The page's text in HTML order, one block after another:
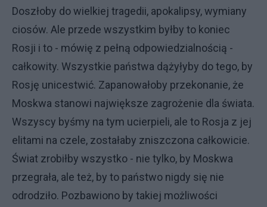
Doszłoby do wielkiej tragedii, apokalipsy, wymiany
ciosów. Ale przede wszystkim byłby to koniec
Rosji i to - mówię z pełną odpowiedzialnością -
całkowity. Wszystkie państwa dążyłyby do tego, by
Rosję unicestwić. Zapanowałoby przekonanie, że
Moskwa stanowi największe zagrożenie dla świata.
Wszyscy byśmy na tym ucierpieli, ale to Rosja z jej
elitami na czele, zostałaby zniszczona całkowicie.
Świat zrobiłby wszystko - nie tylko, by Moskwa
przegrała, ale też, by to państwo nigdy się nie
odrodziło. Pozbawiono by takiej możliwości